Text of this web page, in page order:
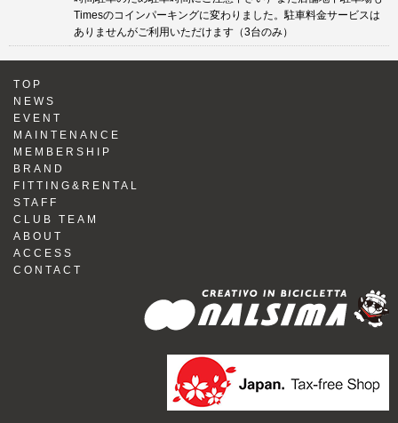
Timesのコインパーキングに変わりました。駐車料金サービスは
ありませんがご利用いただけます（3台のみ）
TOP
NEWS
EVENT
MAINTENANCE
MEMBERSHIP
BRAND
FITTING&RENTAL
STAFF
CLUB TEAM
ABOUT
ACCESS
CONTACT